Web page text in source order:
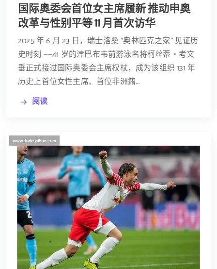
国际奥委会首位女主席履新 推动申奥
改革与性别平等 11 月首次访华
2025 年 6 月 23 日，瑞士洛桑 “奥林匹克之家” 见证历
史时刻 ——41 岁的津巴布韦前游泳名将柯丝蒂・考文
垂正式接过国际奥委会主席权杖，成为该组织 131 年
历史上首位女性主席、首位非洲籍...
阅读